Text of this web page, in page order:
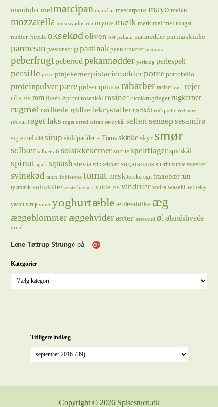
manitoba mel marcipan mars bar mascarpone mayo melon
mozzarella muscovadosirup mynte mælk mørk maltmel nougat
nudler Nutella oksekødoliven ost palmin paranødder parmaskinke
parmesan passionsfrugt pastinak peanutbutter peanuts
peberfrugtpeberrodpekannødder perleløg perlespelt
persille pesto pinjekerner pistacienødderporre portobello
proteinpulverpære pølser quinoa rabarber radiser rasp rejer
ribs risrom Rose's Apricot rosenkål rosiner rucola rugflager rugkerner
rugmel rødbederødbedekrystallerrødkål rødspætte rød syre
rødvin røget laks røget ørred safran savoykål sellerisennepsesamfrø
sigtemel sild sirup skildpadder - Toms skinke skyr smør
solbær solbærsaft solsikkekerner sort te speltflager spidskål
spinat spæk squash stevia stikkelsbær sugarsnaps sukrin suppe svesker
svinekød tahin Toblerone tomattorsk torskerogn tranebærtun
tykmælk valnødder vesterhavsost vilde ris vindruer vodka wasabi whisky
yacon sirup ymer yoghurtæble æbleeddike æg
æggeblommeræggehviderærter ærteskud øl ølandshvede
ørred
Lene Tøttrup Strunge på
Kategorier
Tidligere indlæg
Copyright © 2026 Spisestuen.dk